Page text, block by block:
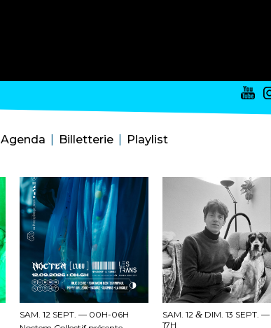
Agenda Billetterie Playlist
SAM. 12 SEPT. — 00H-06H
SAM. 12 &DIM. 13 SEPT. —
17H